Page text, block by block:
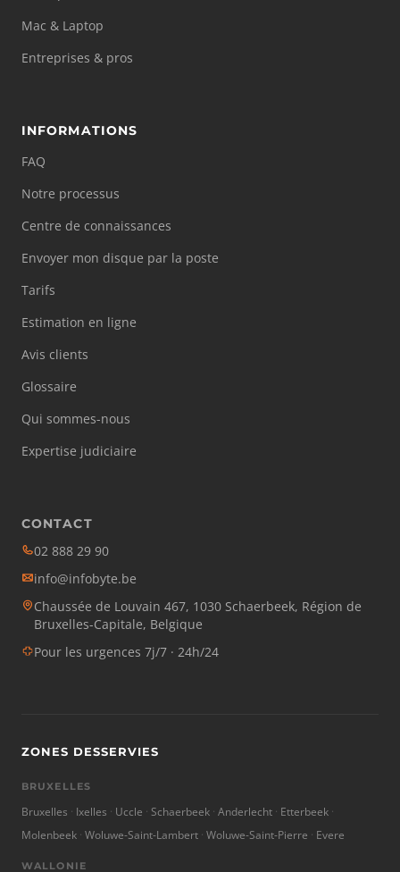
Mac & Laptop
Entreprises & pros
INFORMATIONS
FAQ
Notre processus
Centre de connaissances
Envoyer mon disque par la poste
Tarifs
Estimation en ligne
Avis clients
Glossaire
Qui sommes-nous
Expertise judiciaire
CONTACT
02 888 29 90
info@infobyte.be
Chaussée de Louvain 467, 1030 Schaerbeek, Région de
Bruxelles-Capitale, Belgique
Pour les urgences 7j/7 · 24h/24
ZONES DESSERVIES
BRUXELLES
Bruxelles Ixelles Uccle Schaerbeek Anderlecht Etterbeek
Molenbeek Woluwe-Saint-Lambert Woluwe-Saint-Pierre Evere
WALLONIE